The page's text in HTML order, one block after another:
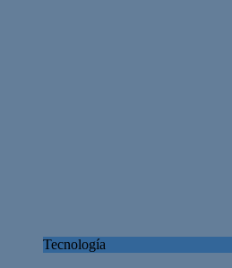
Tecnología